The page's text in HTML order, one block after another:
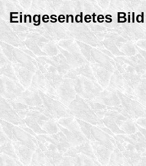
Eingesendetes Bild